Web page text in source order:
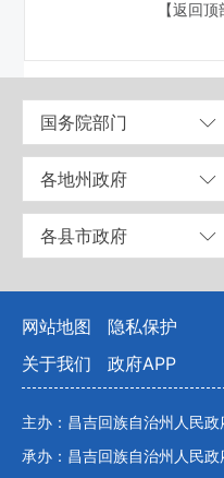
【返回顶
国务院部门
各地州政府
各县市政府
网站地图 隐私保护
关于我们
政府APP
主办：昌吉回族自治州人民政
承办：昌吉回族自治州人民